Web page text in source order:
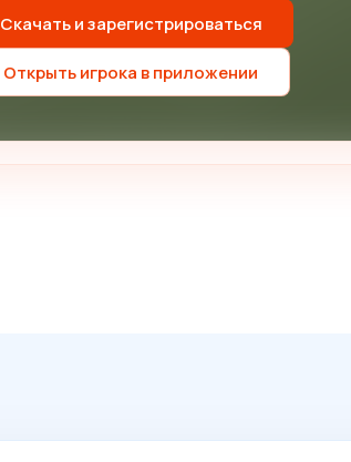
Скачать и зарегистрироваться
Открыть игрока в приложении